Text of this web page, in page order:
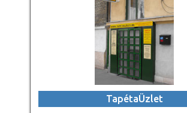
TapétaÜzlet